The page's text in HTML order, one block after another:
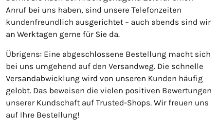
Anruf bei uns haben, sind unsere Telefonzeiten
kundenfreundlich ausgerichtet – auch abends sind wir
an Werktagen gerne für Sie da.
Übrigens: Eine abgeschlossene Bestellung macht sich
bei uns umgehend auf den Versandweg. Die schnelle
Versandabwicklung wird von unseren Kunden häufig
gelobt. Das beweisen die vielen positiven Bewertungen
unserer Kundschaft auf Trusted-Shops. Wir freuen uns
auf Ihre Bestellung!